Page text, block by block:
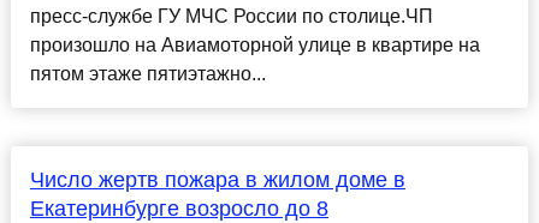
пресс-службе ГУ МЧС России по столице.ЧП
произошло на Авиамоторной улице в квартире на
пятом этаже пятиэтажно...
Число жертв пожара в жилом доме в
Екатеринбурге возросло до 8